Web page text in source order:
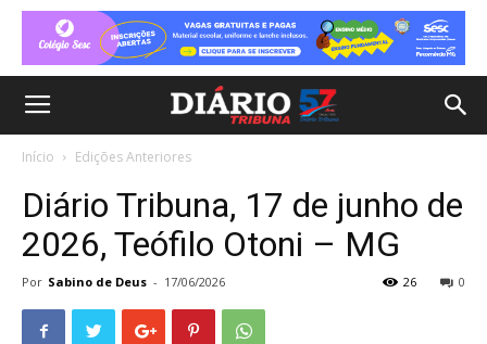
Início Edições Anteriores
Diário Tribuna, 17 de junho de
2026, Teófilo Otoni – MG
Por Sabino de Deus - 17/06/2026 0
26